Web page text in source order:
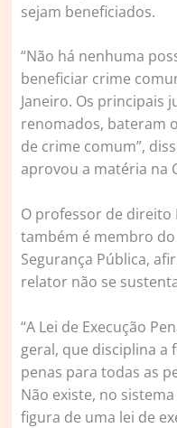
sejam beneficiados.
“Não há nenhuma
beneficiar crime
Janeiro. Os principais
renomados, bateram
de crime comum”,
aprovou a matéria na
O professor de direito
também é membro
Segurança Pública,
relator não se
“A Lei de Execução
geral, que disciplina
penas para todas as
Não existe, no
figura de uma lei de